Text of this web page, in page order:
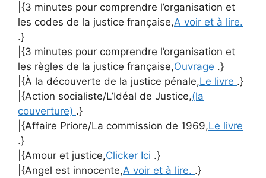
|{3 minutes pour comprendre l’organisation et
les codes de la justice française,A voir et à lire.
.}
|{3 minutes pour comprendre l’organisation et
les règles de la justice française,Ouvrage .}
|{À la découverte de la justice pénale,Le livre .}
|{Action socialiste/L’Idéal de Justice,(la
couverture) .}
|{Affaire Priore/La commission de 1969,Le livre
.}
|{Amour et justice,Clicker Ici .}
|{Angel est innocente,A voir et à lire. .}